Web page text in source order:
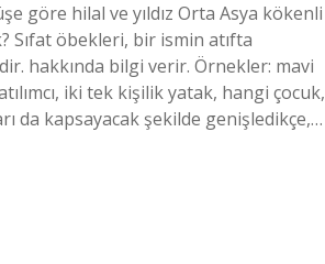
göre hilal ve yıldız Orta Asya kökenli
Sıfat öbekleri, bir ismin atıfta
hakkında bilgi verir. Örnekler: mavi
iki tek kişilik yatak, hangi çocuk,
da kapsayacak şekilde genişledikçe,…